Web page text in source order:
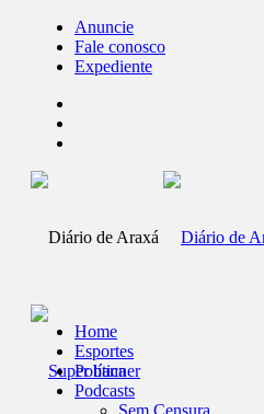
Anuncie
Fale conosco
Expediente
Home
Esportes
Política
Podcasts
Sem Censura